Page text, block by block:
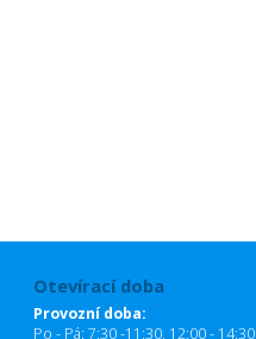
Otevírací doba
Provozní doba:
Po - Pá: 7:30 -11:30, 12:00 - 14:30